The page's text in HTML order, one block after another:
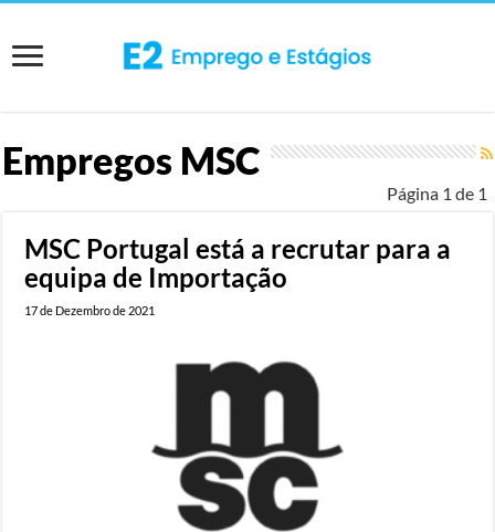
Empregos MSC
Página 1 de 1
MSC Portugal está a recrutar para a
equipa de Importação
17 de Dezembro de 2021